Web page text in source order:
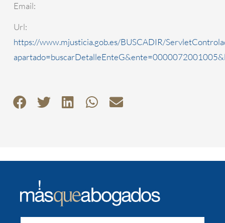
Email:
Url:
https://www.mjusticia.gob.es/BUSCADIR/